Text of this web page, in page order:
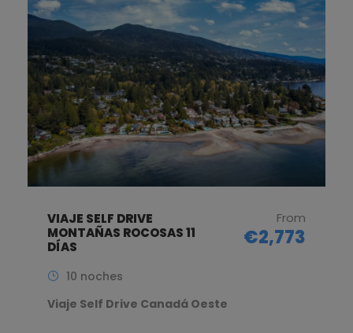
VIAJE SELF DRIVE
MONTAÑAS ROCOSAS 11
DÍAS
From
€2,773
10 noches
Viaje Self Drive Canadá Oeste